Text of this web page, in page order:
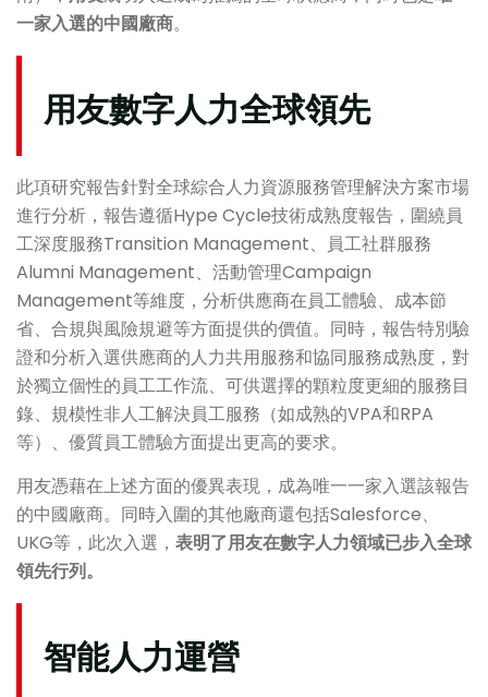
一家入選的中國廠商。
用友數字人力全球領先
此項研究報告針對全球綜合人力資源服務管理解決方案市場
進行分析，報告遵循Hype Cycle技術成熟度報告，圍繞員
工深度服務Transition Management、員工社群服務
Alumni Management、活動管理Campaign
Management等維度，分析供應商在員工體驗、成本節
省、合規與風險規避等方面提供的價值。同時，報告特別驗
證和分析入選供應商的人力共用服務和協同服務成熟度，對
於獨立個性的員工工作流、可供選擇的顆粒度更細的服務目
錄、規模性非人工解決員工服務（如成熟的VPA和RPA
等）、優質員工體驗方面提出更高的要求。
用友憑藉在上述方面的優異表現，成為唯一一家入選該報告
的中國廠商。同時入圍的其他廠商還包括Salesforce、
UKG等，此次入選， 表明了用友在數字人力領域已步入全球
領先行列。
智能人力運營